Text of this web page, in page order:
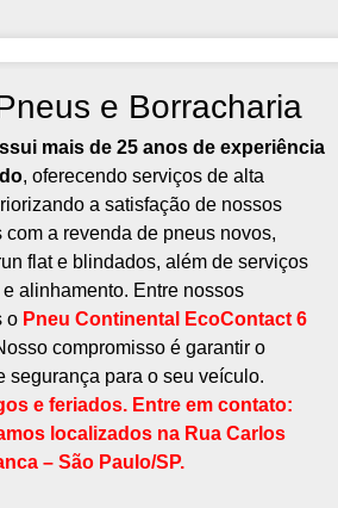
e Borracharia
mais de 25 anos de experiência
, oferecendo serviços de alta
a satisfação de nossos
a revenda de pneus novos,
flat e blindados, além de serviços
alinhamento. Entre nossos
o Pneu Continental EcoContact 6
compromisso é garantir o
segurança para o seu veículo.
e feriados. Entre em contato:
localizados na Rua Carlos
– São Paulo/SP.